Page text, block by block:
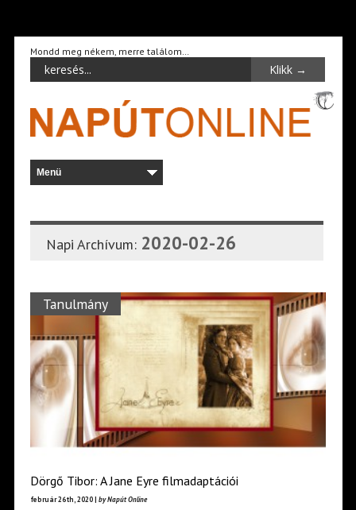
Mondd meg nékem, merre találom…
Napi Archívum: 2020-02-26
Tanulmány
Dörgő Tibor: A Jane Eyre filmadaptációi
február 26th, 2020 | by Napút Online